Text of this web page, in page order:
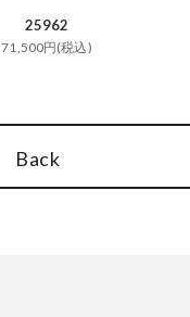
25962
71,500円(税込)
Back